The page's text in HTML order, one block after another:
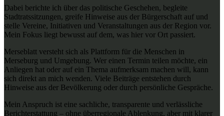
Dabei berichte ich über das politische Geschehen, begleite
Stadtratssitzungen, greife Hinweise aus der Bürgerschaft auf und
stelle Vereine, Initiativen und Veranstaltungen aus der Region vor.
Mein Fokus liegt bewusst auf dem, was hier vor Ort passiert.
Merseblatt versteht sich als Plattform für die Menschen in
Merseburg und Umgebung. Wer einen Termin teilen möchte, ein
Anliegen hat oder auf ein Thema aufmerksam machen will, kann
sich direkt an mich wenden. Viele Beiträge entstehen durch
Hinweise aus der Bevölkerung oder durch persönliche Gespräche.
Mein Anspruch ist eine sachliche, transparente und verlässliche
Berichterstattung – ohne überregionale Ablenkung, aber mit klarer